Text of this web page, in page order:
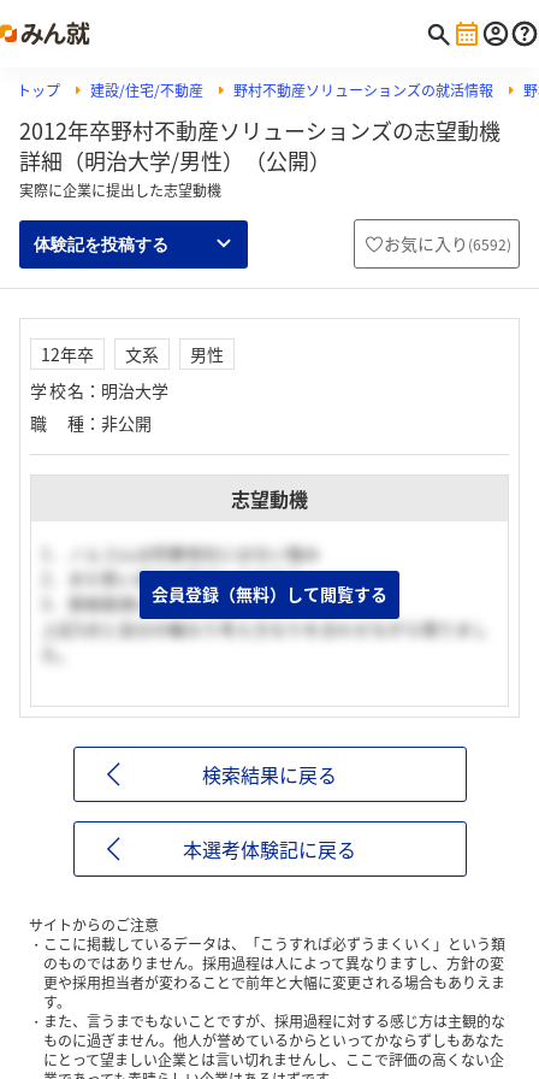
トップ 建設/住宅/不動産 野村不動産ソリューションズの就活情報
2012年卒野村不動産ソリューションズの志望動機
詳細（明治大学/男性）（公開）
実際に企業に提出した志望動機
体験記を投稿する お気に入り (6592)
12年卒 文系
男性
学校名 ： 明治大学
職種 ： 非公開
志望動機
1．ノムコムは同業他社にはない強み
2．まだ若い会社で伸びしろがある
3．資格取得に手厚い支援がある
上記3点と自分の軸なり考え方なりを合わせながら喋りまし
会員登録（無料）して閲覧する
検索結果に戻る
本選考体験記に戻る
サイトからのご注意
ここに掲載しているデータは、「こうすれば必ずうまくいく」という類
のものではありません。採用過程は人によって異なりますし、方針の変
更や採用担当者が変わることで前年と大幅に変更される場合もありえま
す。
また、言うまでもないことですが、採用過程に対する感じ方は主観的な
ものに過ぎません。他人が誉めているからといってかならずしもあなた
にとって望ましい企業とは言い切れませんし、ここで評価の高くない企